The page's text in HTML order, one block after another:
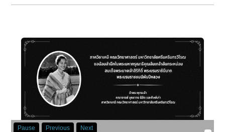
เกี่ยวกับภาควิชา
วิจัย
บุคลากร
สำหรับบุคลากรและนิสิตภาควิชาเคมี
Pause Previous Next